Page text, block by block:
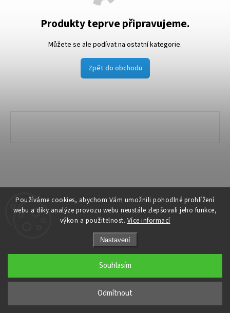
Používáme cookies, abychom Vám umožnili pohodlné prohlížení
webu a díky analýze provozu webu neustále zlepšovali jeho funkce,
výkon a použitelnost. Více informací
Nastavení
Odmítnout
Souhlasím
Produkty teprve připravujeme.
Můžete se ale podívat na ostatní kategorie.
Zpět do obchodu
Copyright 2026Ivanyk Home. Všechna práva vyhrazena.
Grafický návrh vytvořil a nakódoval Shoptak.cz